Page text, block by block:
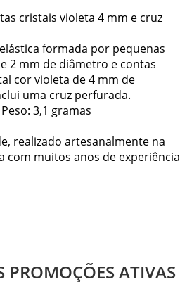
cristais violeta 4 mm e cruz
formada por pequenas
2 mm de diâmetro e contas
cor violeta de 4 mm de
uma cruz perfurada.
3,1 gramas
realizado artesanalmente na
com muitos anos de experiência
PROMOÇÕES ATIVAS